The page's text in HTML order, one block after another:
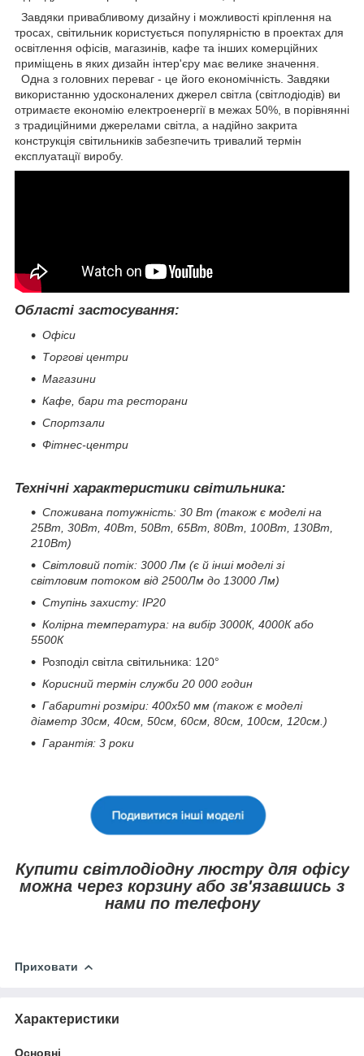
Завдяки привабливому дизайну і можливості кріплення на
тросах, світильник користується популярністю в проектах для
освітлення офісів, магазинів, кафе та інших комерційних
приміщень в яких дизайн інтер'єру має велике значення.
Одна з головних переваг - це його економічність. Завдяки
використанню удосконалених джерел світла (світлодіодів) ви
отримаєте економію електроенергії в межах 50%, в порівнянні
з традиційними джерелами світла, а надійно закрита
конструкція світильників забезпечить тривалий термін
експлуатації виробу.
Області застосування:
Офіси
Торгові центри
Магазини
Кафе, бари та ресторани
Спортзали
Фітнес-центри
Технічні характеристики світильника:
Споживана потужність: 30 Вт (також є моделі на
25Вт, 30Вт, 40Вт, 50Вт, 65Вт, 80Вт, 100Вт, 130Вт,
210Вт)
Світловий потік: 3000 Лм (є й інші моделі зі
світловим потоком від 2500Лм до 13000 Лм)
Ступінь захисту: IP20
Колірна температура: на вибір 3000К, 4000К або
5500К
Розподіл світла світильника: 120°
Корисний термін служби 20 000 годин
Габаритні розміри: 400х50 мм (також є моделі
діаметр 30см, 40см, 50см, 60см, 80см, 100см, 120см.)
Гарантія: 3 роки
Купити світлодіодну люстру для офісу
можна через корзину або зв'язавшись з
нами по телефону
Приховати
Характеристики
Основні